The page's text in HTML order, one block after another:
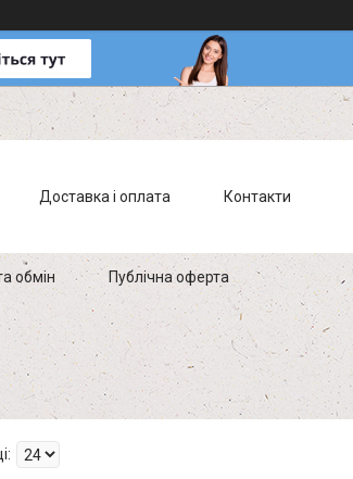
Доставка і оплата Контакти
обмін Публічна оферта